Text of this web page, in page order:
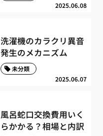
2025.06.08
洗濯機のカラクリ異音
発生のメカニズム
2025.06.07
未分類
風呂蛇口交換費用いく
らかかる？相場と内訳